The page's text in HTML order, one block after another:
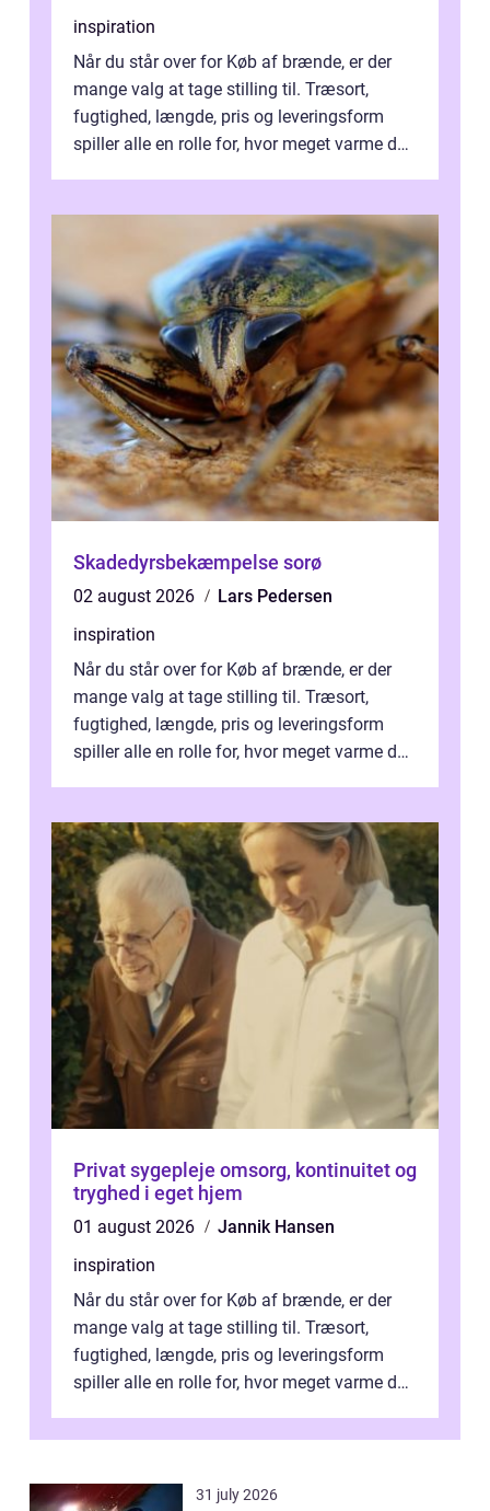
inspiration
Når du står over for Køb af brænde, er der
mange valg at tage stilling til. Træsort,
fugtighed, længde, pris og leveringsform
spiller alle en rolle for, hvor meget varme du
Skadedyrsbekæmpelse sorø
02 august 2026
Lars Pedersen
inspiration
Når du står over for Køb af brænde, er der
mange valg at tage stilling til. Træsort,
fugtighed, længde, pris og leveringsform
spiller alle en rolle for, hvor meget varme du
Privat sygepleje omsorg, kontinuitet og
tryghed i eget hjem
01 august 2026
Jannik Hansen
inspiration
Når du står over for Køb af brænde, er der
mange valg at tage stilling til. Træsort,
fugtighed, længde, pris og leveringsform
spiller alle en rolle for, hvor meget varme du
31 july 2026